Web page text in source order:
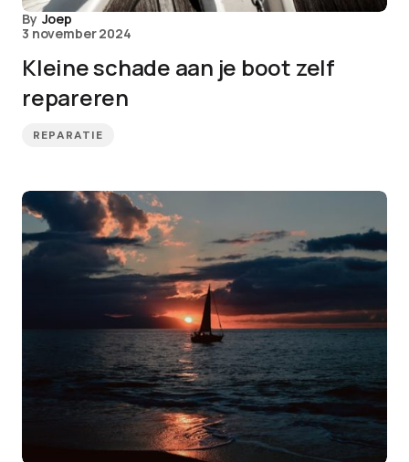
By Joep
3 november 2024
Kleine schade aan je boot zelf
repareren
REPARATIE